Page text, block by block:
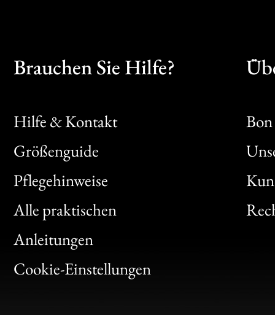
Brauchen Sie Hilfe?
Hilfe & Kontakt
Größenguide
Pflegehinweise
Alle praktischen
Anleitungen
Cookie-Einstellungen
Bon
Clic